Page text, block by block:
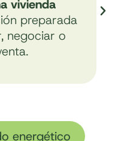
vivienda
preparada
negociar o
energético